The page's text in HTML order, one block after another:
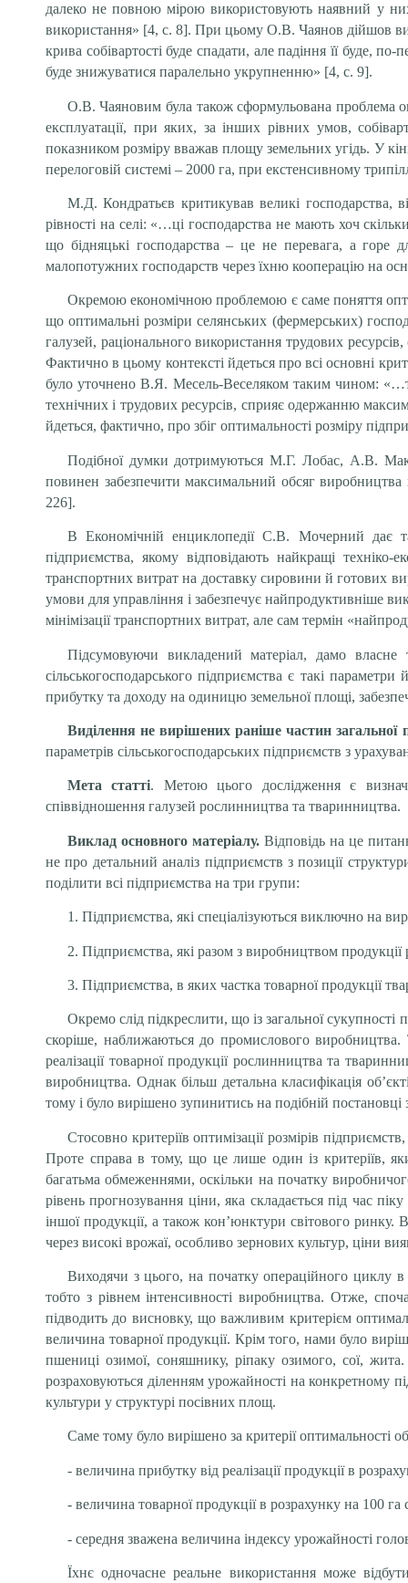
далеко не повною мірою використовують наявний у
використання» [4, с. 8]. При цьому О.В. Чаянов дійшов
крива собівартості буде спадати, але падіння її буде,
буде знижуватися паралельно укрупненню» [4, с. 9].
О.В. Чаяновим була також сформульована проблема
експлуатації, при яких, за інших рівних умов,
показником розміру вважав площу земельних угідь. У
перелоговій системі – 2000 га, при екстенсивному
М.Д. Кондратьєв критикував великі господарства,
рівності на селі: «…ці господарства не мають хоч
що бідняцькі господарства – це не перевага, а горе
малопотужних господарств через їхню кооперацію на
Окремою економічною проблемою є саме поняття
що оптимальні розміри селянських (фермерських)
галузей, раціонального використання трудових
Фактично в цьому контексті йдеться про всі основні
було уточнено В.Я. Месель-Веселяком таким чином:
технічних і трудових ресурсів, сприяє одержанню
йдеться, фактично, про збіг оптимальності розміру
Подібної думки дотримуються М.Г. Лобас, А.В.
повинен забезпечити максимальний обсяг виробництва
226].
В Економічній енциклопедії С.В. Мочерний дає
підприємства, якому відповідають найкращі
транспортних витрат на доставку сировини й готових
умови для управління і забезпечує найпродуктивніше
мінімізації транспортних витрат, але сам термін
Підсумовуючи викладений матеріал, дамо власне
сільськогосподарського підприємства є такі
прибутку та доходу на одиницю земельної площі,
Виділення не вирішених раніше частин загальної
параметрів сільськогосподарських підприємств з
Мета статті. Метою цього дослідження є
співвідношення галузей рослинництва та тваринництва.
Виклад основного матеріалу. Відповідь на це
не про детальний аналіз підприємств з позиції
поділити всі підприємства на три групи:
1. Підприємства, які спеціалізуються виключно на
2. Підприємства, які разом з виробництвом
3. Підприємства, в яких частка товарної продукції
Окремо слід підкреслити, що із загальної
скоріше, наближаються до промислового виробництва.
реалізації товарної продукції рослинництва та
виробництва. Однак більш детальна класифікація
тому і було вирішено зупинитись на подібній постановці
Стосовно критеріїв оптимізації розмірів
Проте справа в тому, що це лише один із критеріїв,
багатьма обмеженнями, оскільки на початку
рівень прогнозування ціни, яка складається під час
іншої продукції, а також кон’юнктури світового
через високі врожаї, особливо зернових культур, ціни
Виходячи з цього, на початку операційного циклу
тобто з рівнем інтенсивності виробництва. Отже,
підводить до висновку, що важливим критерієм
величина товарної продукції. Крім того, нами було
пшениці озимої, соняшнику, ріпаку озимого, сої,
розраховуються діленням урожайності на конкретному
культури у структурі посівних площ.
Саме тому було вирішено за критерії оптимальності
- величина прибутку від реалізації продукції в
- величина товарної продукції в розрахунку на 100 га
- середня зважена величина індексу урожайності
Їхнє одночасне реальне використання може